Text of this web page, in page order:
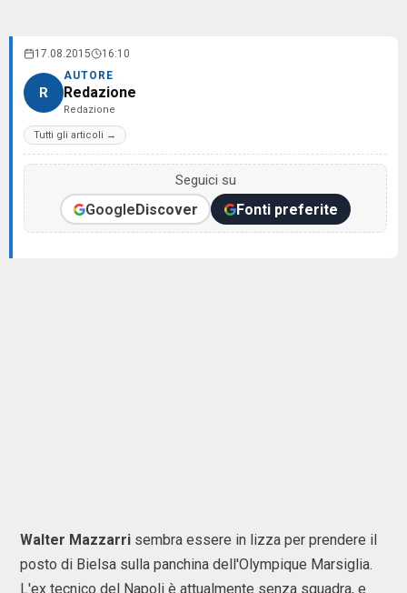
17.08.2015 16:10
R
AUTORE
Redazione
Redazione
Tutti gli articoli →
Seguici su
GoogleDiscover Fonti preferite
Walter Mazzarri sembra essere in lizza per prendere il
posto di Bielsa sulla panchina dell'Olympique Marsiglia.
L'ex tecnico del Napoli è attualmente senza squadra, e